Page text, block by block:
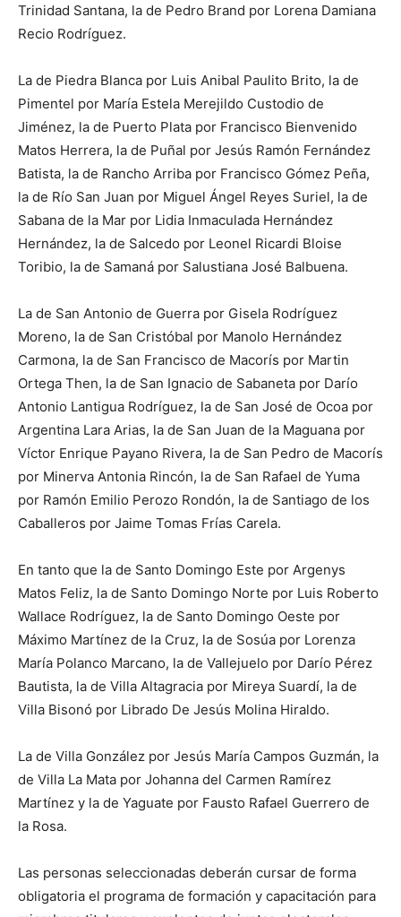
Trinidad Santana, la de Pedro Brand por Lorena Damiana
Recio Rodríguez.
La de Piedra Blanca por Luis Anibal Paulito Brito, la de
Pimentel por María Estela Merejildo Custodio de
Jiménez, la de Puerto Plata por Francisco Bienvenido
Matos Herrera, la de Puñal por Jesús Ramón Fernández
Batista, la de Rancho Arriba por Francisco Gómez Peña,
la de Río San Juan por Miguel Ángel Reyes Suriel, la de
Sabana de la Mar por Lidia Inmaculada Hernández
Hernández, la de Salcedo por Leonel Ricardi Bloise
Toribio, la de Samaná por Salustiana José Balbuena.
La de San Antonio de Guerra por Gisela Rodríguez
Moreno, la de San Cristóbal por Manolo Hernández
Carmona, la de San Francisco de Macorís por Martin
Ortega Then, la de San Ignacio de Sabaneta por Darío
Antonio Lantigua Rodríguez, la de San José de Ocoa por
Argentina Lara Arias, la de San Juan de la Maguana por
Víctor Enrique Payano Rivera, la de San Pedro de Macorís
por Minerva Antonia Rincón, la de San Rafael de Yuma
por Ramón Emilio Perozo Rondón, la de Santiago de los
Caballeros por Jaime Tomas Frías Carela.
En tanto que la de Santo Domingo Este por Argenys
Matos Feliz, la de Santo Domingo Norte por Luis Roberto
Wallace Rodríguez, la de Santo Domingo Oeste por
Máximo Martínez de la Cruz, la de Sosúa por Lorenza
María Polanco Marcano, la de Vallejuelo por Darío Pérez
Bautista, la de Villa Altagracia por Mireya Suardí, la de
Villa Bisonó por Librado De Jesús Molina Hiraldo.
La de Villa González por Jesús María Campos Guzmán, la
de Villa La Mata por Johanna del Carmen Ramírez
Martínez y la de Yaguate por Fausto Rafael Guerrero de
la Rosa.
Las personas seleccionadas deberán cursar de forma
obligatoria el programa de formación y capacitación para